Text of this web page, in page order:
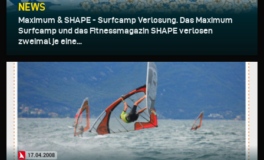
NEWS
Maximum & SHAPE - Surfcamp Verlosung. Das Maximum
Surfcamp und das Fitnessmagazin SHAPE verlosen
zweimal je eine...
17.04.2008